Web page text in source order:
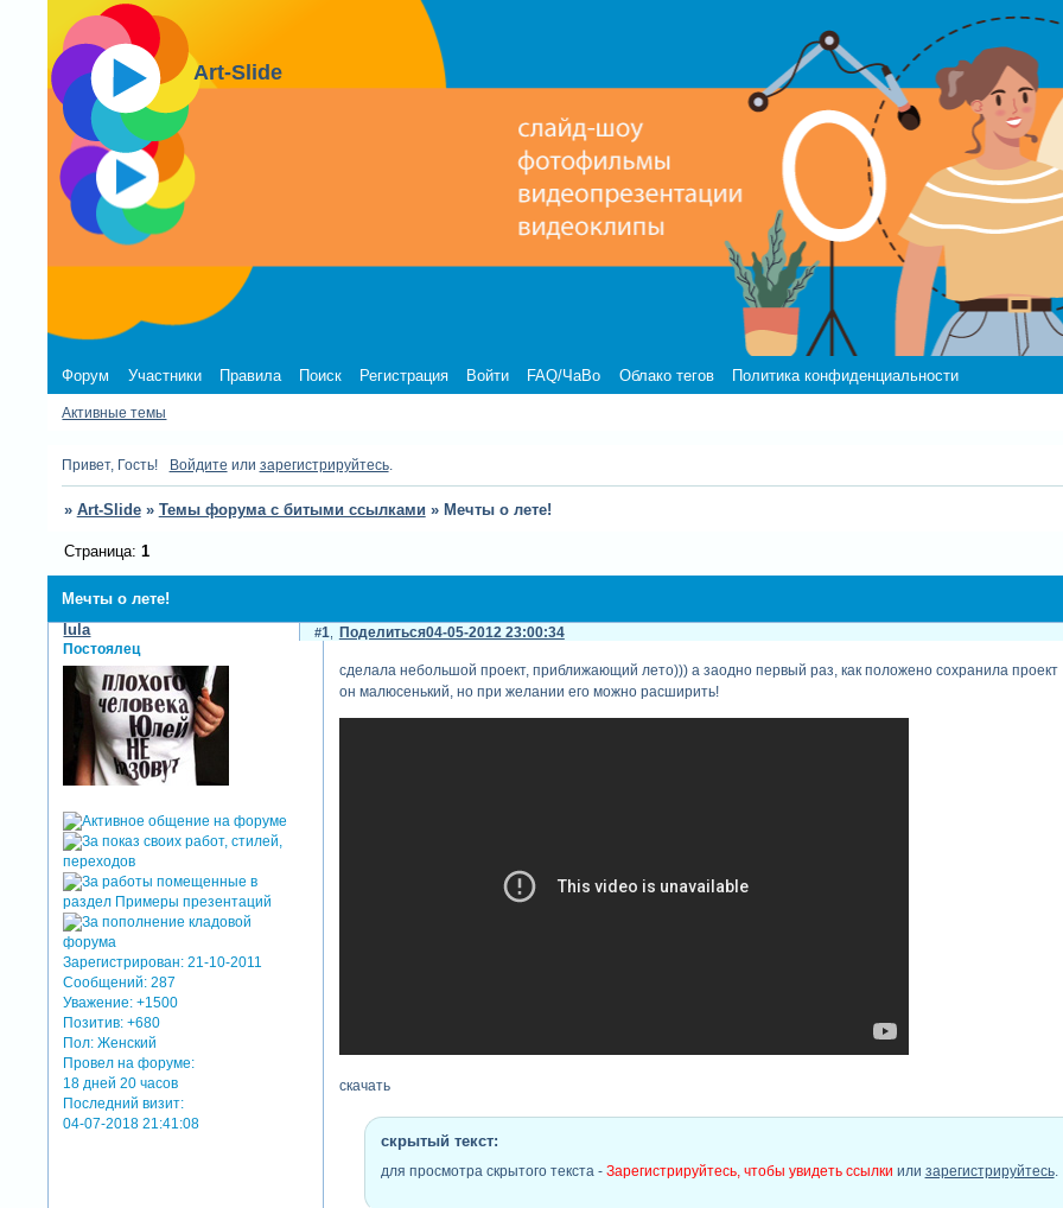
Art-Slide
Форум Участники Правила Поиск Регистрация Войти FAQ/ЧаВо Облако тегов Политика конфиденциальности
Активные темы
Привет, Гость! Войдите или зарегистрируйтесь.
» Art-Slide » Темы форума с битыми ссылками » Мечты о лете!
Мечты о лете!
Страница: 1
Поделиться
1 04-05-2012 23:00:34
lula
Постоялец
Зарегистрирован: 21-10-2011
Сообщений: 287
Уважение: +1500
Позитив: +680
Пол: Женский
Провел на форуме:
18 дней 20 часов
Последний визит:
04-07-2018 21:41:08
сделала небольшой проект, приближающий лето))) а заодно первый раз, как положено сохранила
он малюсенький, но при желании его можно расширить!
скачать
скрытый текст:
для просмотра скрытого текста - Зарегистрируйтесь, чтобы увидеть ссылки или зарегистрируйтесь.